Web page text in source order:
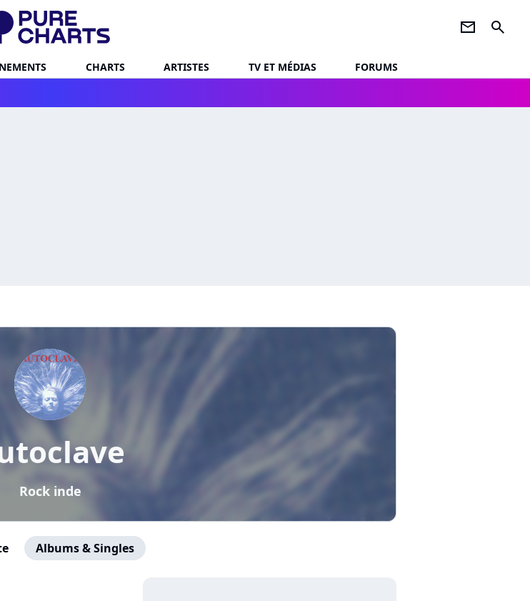
newsletter search
CHARTS ARTISTES TV ET MÉDIAS
FORUMS
Rock inde
Albums & Singles